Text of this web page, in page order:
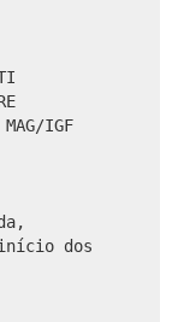
MAG/IGF
início dos